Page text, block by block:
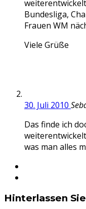
Bundesliga,
Frauen WM
Viele Grüße
30. Juli 2010
Das finde ich
was man alles
Hinterlassen